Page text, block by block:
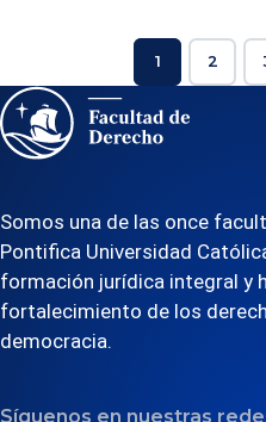
1 2
Somos una de las once
Pontifica Universidad
formación jurídica integral y
fortalecimiento de los
democracia.
Síguenos en nuestras